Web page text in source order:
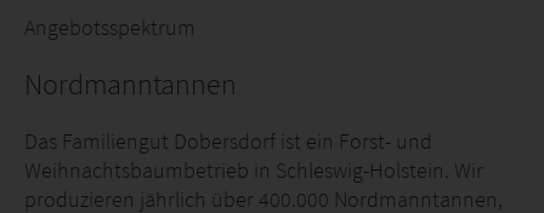
Angebotsspektrum
Nordmanntannen
Das Familiengut Dobersdorf ist ein Forst- und
Weihnachtsbaumbetrieb in Schleswig-Holstein. Wir
produzieren jährlich über 400.000 Nordmanntannen,